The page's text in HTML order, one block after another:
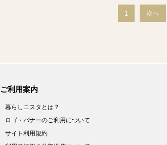
1 次へ
ご利用案内
暮らしニスタとは？
ロゴ・バナーのご利用について
サイト利用規約